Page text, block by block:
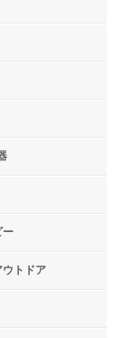
ー
ウトドア